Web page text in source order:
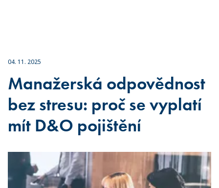
04. 11. 2025
Manažerská odpovědnost
bez stresu: proč se vyplatí
mít D&O pojištění